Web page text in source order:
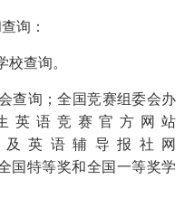
询：
校查询。
查询；全国竞赛组委会办
英语竞赛官方网站
）及英语辅导报社网
国特等奖和全国一等奖学